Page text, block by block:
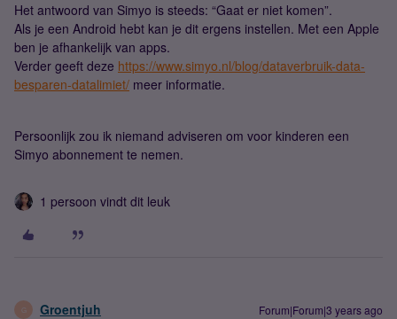
Het antwoord van Simyo is steeds: “Gaat er niet komen”.
Als je een Android hebt kan je dit ergens instellen. Met een Apple
ben je afhankelijk van apps.
Verder geeft deze https://www.simyo.nl/blog/dataverbruik-data-
besparen-datalimiet/ meer informatie.
Persoonlijk zou ik niemand adviseren om voor kinderen een
Simyo abonnement te nemen.
1 persoon vindt dit leuk
G Groentjuh Forum|Forum|3 years ago